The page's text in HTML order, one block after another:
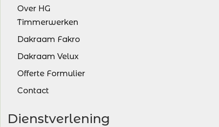
Over HG
Timmerwerken
Dakraam Fakro
Dakraam Velux
Offerte Formulier
Contact
Dienstverlening